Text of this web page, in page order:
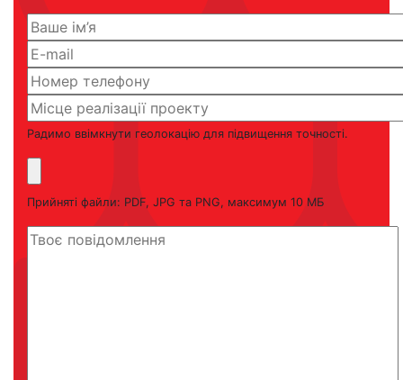
Радимо ввімкнути геолокацію для підвищення точності.
Прийняті файли: PDF, JPG та PNG, максимум 10 МБ